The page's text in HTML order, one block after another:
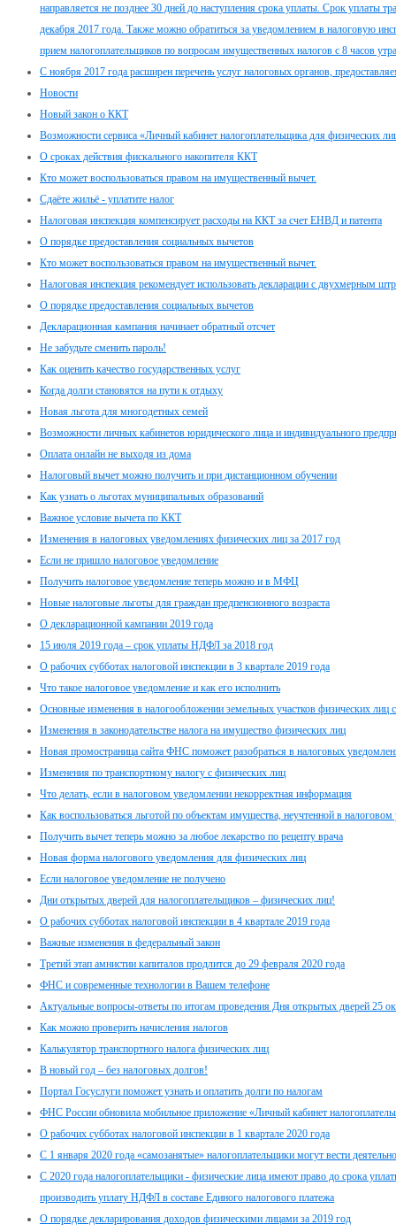
направляется не позднее 30 дней до наступления срока уплаты. Срок уплаты
декабря 2017 года. Также можно обратиться за уведомлением в налоговую
прием налогоплательщиков по вопросам имущественных налогов с 8 часов
С ноября 2017 года расширен перечень услуг налоговых органов,
Новости
Новый закон о ККТ
Возможности сервиса «Личный кабинет налогоплательщика для физических
О сроках действия фискального накопителя ККТ
Кто может воспользоваться правом на имущественный вычет.
Сдаёте жильё - уплатите налог
Налоговая инспекция компенсирует расходы на ККТ за счет ЕНВД и патента
О порядке предоставления социальных вычетов
Кто может воспользоваться правом на имущественный вычет.
Налоговая инспекция рекомендует использовать декларации с двухмерным
О порядке предоставления социальных вычетов
Декларационная кампания начинает обратный отсчет
Не забудьте сменить пароль!
Как оценить качество государственных услуг
Когда долги становятся на пути к отдыху
Новая льгота для многодетных семей
Возможности личных кабинетов юридического лица и индивидуального
Оплата онлайн не выходя из дома
Налоговый вычет можно получить и при дистанционном обучении
Как узнать о льготах муниципальных образований
Важное условие вычета по ККТ
Изменения в налоговых уведомлениях физических лиц за 2017 год
Если не пришло налоговое уведомление
Получить налоговое уведомление теперь можно и в МФЦ
Новые налоговые льготы для граждан предпенсионного возраста
О декларационной кампании 2019 года
15 июля 2019 года – срок уплаты НДФЛ за 2018 год
О рабочих субботах налоговой инспекции в 3 квартале 2019 года
Что такое налоговое уведомление и как его исполнить
Основные изменения в налогообложении земельных участков физических лиц
Изменения в законодательстве налога на имущество физических лиц
Новая промостраница сайта ФНС поможет разобраться в налоговых
Изменения по транспортному налогу с физических лиц
Что делать, если в налоговом уведомлении некорректная информация
Как воспользоваться льготой по объектам имущества, неучтенной в
Получить вычет теперь можно за любое лекарство по рецепту врача
Новая форма налогового уведомления для физических лиц
Если налоговое уведомление не получено
Дни открытых дверей для налогоплательщиков – физических лиц!
О рабочих субботах налоговой инспекции в 4 квартале 2019 года
Важные изменения в федеральный закон
Третий этап амнистии капиталов продлится до 29 февраля 2020 года
ФНС и современные технологии в Вашем телефоне
Актуальные вопросы-ответы по итогам проведения Дня открытых дверей 25
Как можно проверить начисления налогов
Калькулятор транспортного налога физических лиц
В новый год – без налоговых долгов!
Портал Госуслуги поможет узнать и оплатить долги по налогам
ФНС России обновила мобильное приложение «Личный кабинет
О рабочих субботах налоговой инспекции в 1 квартале 2020 года
С 1 января 2020 года «самозанятые» налогоплательщики могут вести
С 2020 года налогоплательщики - физические лица имеют право до срока
производить уплату НДФЛ в составе Единого налогового платежа
О порядке декларирования доходов физическими лицами за 2019 год